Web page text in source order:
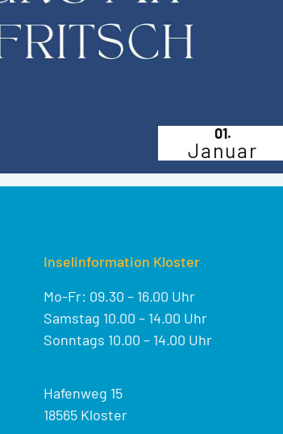
01.
Januar
Inselinformation Kloster
Mo-Fr: 09.30 – 16.00 Uhr
Samstag 10.00 – 14.00 Uhr
Sonntags 10.00 – 14.00 Uhr
Hafenweg 15
18565 Kloster